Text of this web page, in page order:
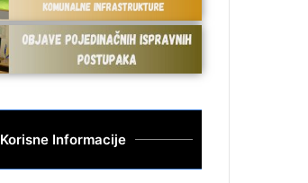
Korisne Informacije